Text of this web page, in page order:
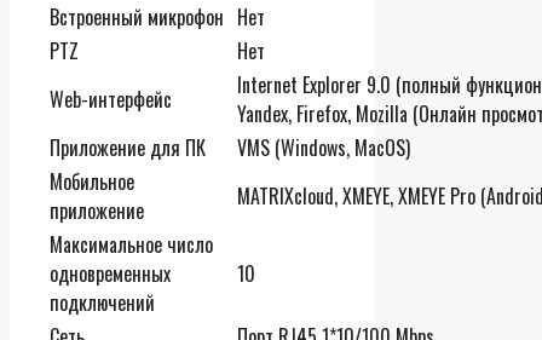
Встроенный микрофон Нет
PTZ
Нет
Web-интерфейс
Internet Explorer 9.0 (полный
Yandex, Firefox, Mozilla (Онлайн
Приложение для ПК
VMS (Windows, MacOS)
Мобильное
приложение
MATRIXcloud, XMEYE, XMEYE Pro
Максимальное число
одновременных
подключений
10